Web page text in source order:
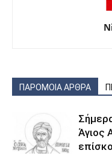
ΠΑΡΟΜΟΙΑ ΑΡΘΡΑ
Άγιος